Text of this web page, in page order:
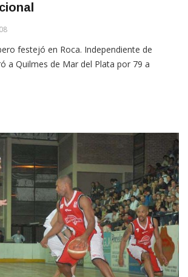
festejó en Roca. Independiente de
a Quilmes de Mar del Plata por 79 a